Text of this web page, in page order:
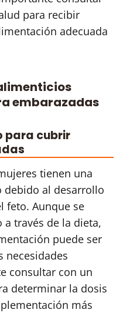
para recibir
adecuada
embarazadas
para cubrir
tienen una
debido al desarrollo
feto. Aunque se
través de la dieta,
puede ser
necesidades
consultar con un
determinar la dosis
más